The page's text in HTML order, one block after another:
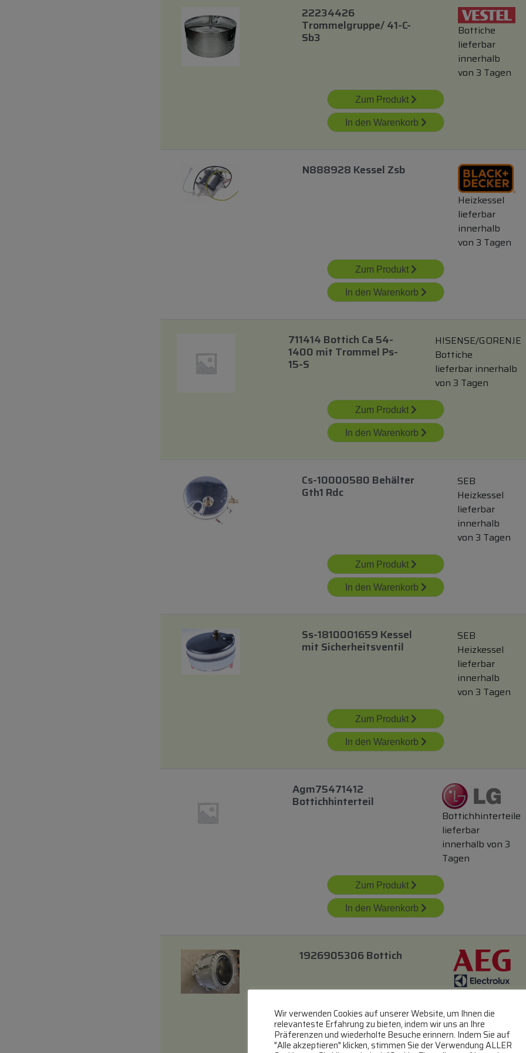
22234426
Trommelgruppe/ 41-C-
Sb3
Bottiche
lieferbar
innerhalb
von 3 Tagen
Zum Produkt
In den Warenkorb
N888928 Kessel Zsb
Heizkessel
lieferbar
innerhalb
von 3 Tagen
Zum Produkt
In den Warenkorb
711414 Bottich Ca 54-
1400 mit Trommel Ps-
15-S
HISENSE/GORENJE
Bottiche
lieferbar innerhalb
von 3 Tagen
Zum Produkt
In den Warenkorb
Cs-10000580 Behälter
Gth1 Rdc
SEB
Heizkessel
lieferbar
innerhalb
von 3 Tagen
Zum Produkt
In den Warenkorb
Ss-1810001659 Kessel
mit Sicherheitsventil
SEB
Heizkessel
lieferbar
innerhalb
von 3 Tagen
Zum Produkt
In den Warenkorb
Agm75471412
Bottichhinterteil
Bottichhinterteile
lieferbar
innerhalb von 3
Tagen
Zum Produkt
In den Warenkorb
1926905306 Bottich
Bottiche
lieferbar
innerhalb
von 3 Tagen
Wir verwenden Cookies auf unserer Website, um Ihnen die
relevanteste Erfahrung zu bieten, indem wir uns an Ihre
Präferenzen und wiederholte Besuche erinnern. Indem Sie auf
"Alle akzeptieren" klicken, stimmen Sie der Verwendung ALLER